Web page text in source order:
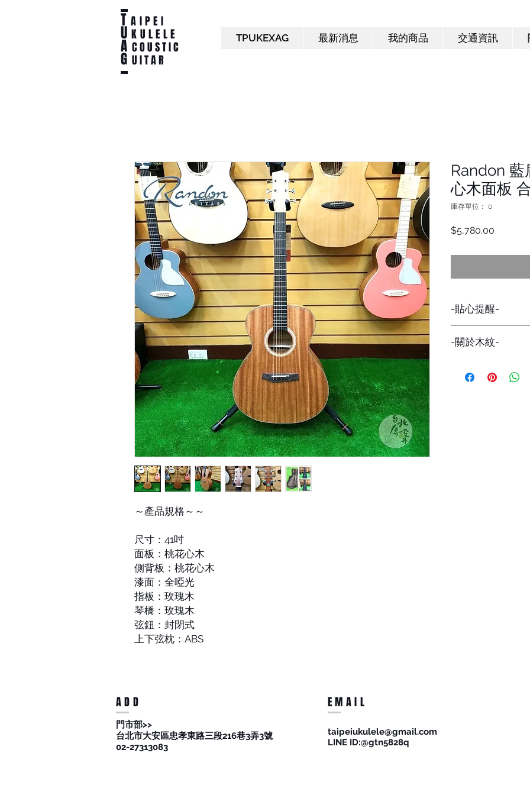
TAIPEI
UKULELE
A C O U S T I C
G U I T A R
TPUKEXAG 最新消息 我的商品 交通資訊
～產品規格～～
尺寸：41吋
面板：桃花心木
側背板：桃花心木
漆面：全啞光
指板：玫瑰木
琴橋：玫瑰木
弦鈕：封閉式
上下弦枕：ABS
Randon 藍
心木面板
庫存單位： 0
$5,780.00
-貼心提醒-
下標前請詢問貨量，
-關於木紋-
在意者，可私訊看現
ADD
​門市部>>
台北市大安區忠孝東路三段216巷3弄3號
02-27313083
EMAIL
taipeiukulele@gmail.com
​LINE ID:@gtn5828q